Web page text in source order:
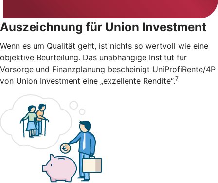
Auszeichnung für Union Investment
Wenn es um Qualität geht, ist nichts so wertvoll wie eine
objektive Beurteilung. Das unabhängige Institut für
Vorsorge und Finanzplanung bescheinigt UniProfiRente/4P
von Union Investment eine „exzellente Rendite“.7